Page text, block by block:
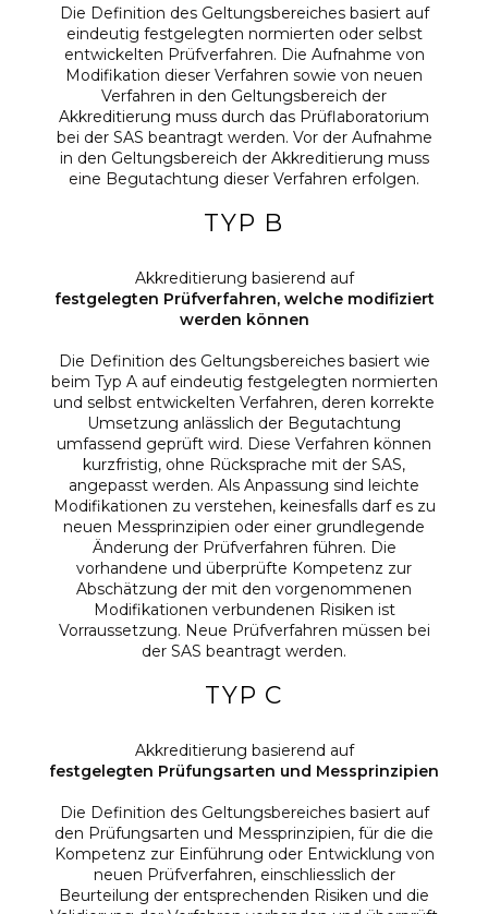
Die Definition des Geltungsbereiches basiert auf
eindeutig festgelegten normierten oder selbst
entwickelten Prüfverfahren. Die Aufnahme von
Modifikation dieser Verfahren sowie von neuen
Verfahren in den Geltungsbereich der
Akkreditierung muss durch das Prüflaboratorium
bei der SAS beantragt werden. Vor der Aufnahme
in den Geltungsbereich der Akkreditierung muss
eine Begutachtung dieser Verfahren erfolgen.
TYP B
Akkreditierung basierend auf
festgelegten Prüfverfahren, welche modifiziert
werden können
Die Definition des Geltungsbereiches basiert wie
beim Typ A auf eindeutig festgelegten normierten
und selbst entwickelten Verfahren, deren korrekte
Umsetzung anlässlich der Begutachtung
umfassend geprüft wird. Diese Verfahren können
kurzfristig, ohne Rücksprache mit der SAS,
angepasst werden. Als Anpassung sind leichte
Modifikationen zu verstehen, keinesfalls darf es zu
neuen Messprinzipien oder einer grundlegende
Änderung der Prüfverfahren führen. Die
vorhandene und überprüfte Kompetenz zur
Abschätzung der mit den vorgenommenen
Modifikationen verbundenen Risiken ist
Vorraussetzung. Neue Prüfverfahren müssen bei
der SAS beantragt werden.
TYP C
Akkreditierung basierend auf
festgelegten Prüfungsarten und Messprinzipien
Die Definition des Geltungsbereiches basiert auf
den Prüfungsarten und Messprinzipien, für die die
Kompetenz zur Einführung oder Entwicklung von
neuen Prüfverfahren, einschliesslich der
Beurteilung der entsprechenden Risiken und die